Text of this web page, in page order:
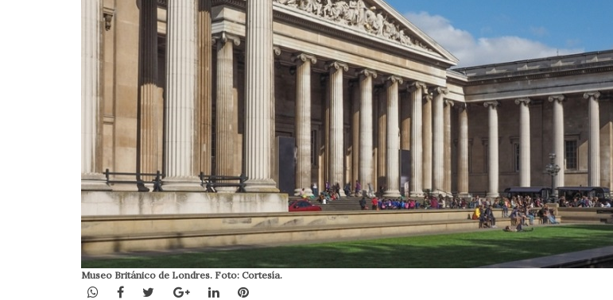
Museo Británico de Londres. Foto: Cortesía.
WhatsApp
Facebook
TwitterGoogle+LinkedInPinterest